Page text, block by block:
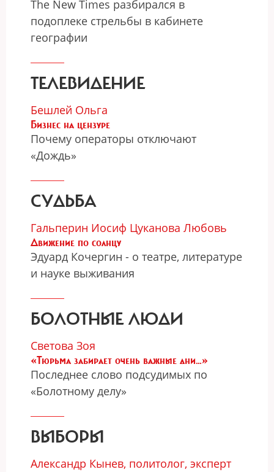
The New Times разбирался в
подоплеке стрельбы в кабинете
географии
ТЕЛЕВИДЕНИЕ
Бешлей Ольга
Бизнес на цензуре
Почему операторы отключают
«Дождь»
СУДЬБА
Гальперин Иосиф Цуканова Любовь
Движение по солнцу
Эдуард Кочергин - о театре, литературе
и науке выживания
БОЛОТНЫЕ ЛЮДИ
Светова Зоя
«Тюрьма забирает очень важные дни…»
Последнее слово подсудимых по
«Болотному делу»
ВЫБОРЫ
Александр Кынев, политолог, эксперт